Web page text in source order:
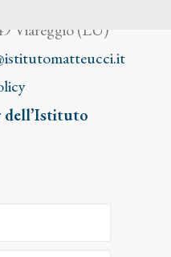
Viareggio (LU)